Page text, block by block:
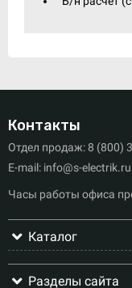
Контакты
Отдел продаж: 8 (800)
E-mail: info@s-electrik.ru
Часы работы офиса
Каталог
Разделы сайта